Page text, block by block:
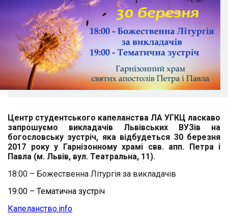
Центр студентського капеланства ЛА УГКЦ ласкаво
запрошуємо викладачів Львівських ВУЗів на
богословську зустріч, яка відбудеться 30 березня
2017 року у Гарнізонному храмі свв. апп. Петра і
Павла (м. Львів, вул. Театральна, 11).
18:00 – Божественна Літургія за викладачів
19:00 – Тематична зустріч
Капеланство.info